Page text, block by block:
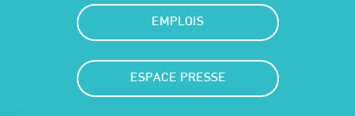
EMPLOIS
ESPACE PRESSE